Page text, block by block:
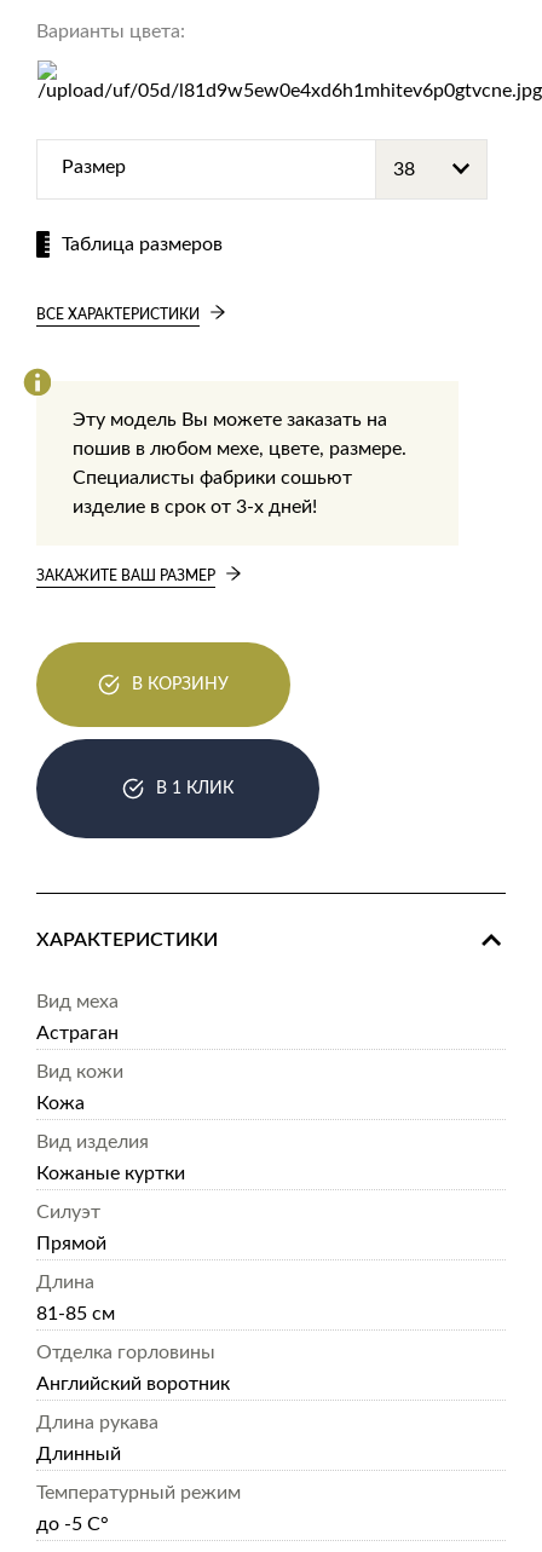
Варианты цвета:
Размер
Таблица размеров
ВСЕ ХАРАКТЕРИСТИКИ
Эту модель Вы можете заказать на
пошив в любом мехе, цвете, размере.
Специалисты фабрики сошьют
изделие в срок от 3-х дней!
ЗАКАЖИТЕ ВАШ РАЗМЕР
В КОРЗИНУ
В 1 КЛИК
ХАРАКТЕРИСТИКИ
Вид меха
Астраган
Вид кожи
Кожа
Вид изделия
Кожаные куртки
Силуэт
Прямой
Длина
81-85 см
Отделка горловины
Английский воротник
Длина рукава
Длинный
Температурный режим
до -5 С°